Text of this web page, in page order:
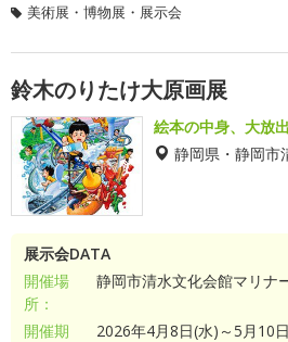
美術展・博物展・展示会
鈴木のりたけ大原画展
絵本の中身、大放
静岡県・静岡市
展示会DATA
開催場
所：
静岡市清水文化会館マリ
開催期
2026年4月8日(水)～5月10